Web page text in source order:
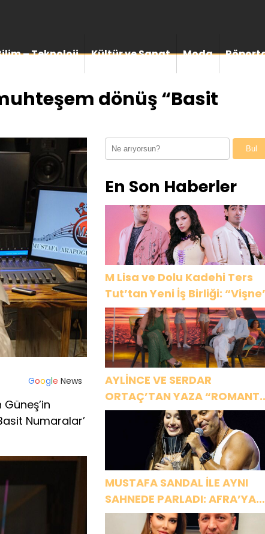
– Teknoloji Kültür ve Sanat Moda
dönüş “Basit
Google News
Numaralar’
Bul
En Son Haberler
M Lisa ve Dolu Kadehi Ters
Tut’tan Yeni İş Birliği:
AYLİNCE VE SERDAR
ORTAÇ’TAN YAZA
AŞK” BOMBASI!
MUSTAFA SANDAL İLE AYNI
SAHNEDE PARLADI: AFRA’YA
HARBİYE’DE BÜYÜK ALKIŞ